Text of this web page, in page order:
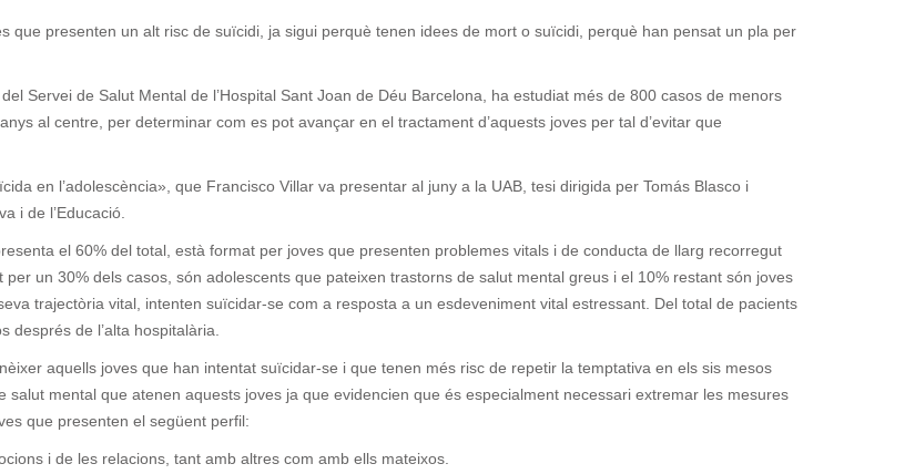
que presenten un alt risc de suïcidi, ja sigui perquè tenen idees de mort o suïcidi, perquè han pensat un pla per
Servei de Salut Mental de l’Hospital Sant Joan de Déu Barcelona, ha estudiat més de 800 casos de menors
al centre, per determinar com es pot avançar en el tractament d’aquests joves per tal d’evitar que
en l’adolescència», que Francisco Villar va presentar al juny a la UAB, tesi dirigida per Tomás Blasco i
i de l’Educació.
el 60% del total, està format per joves que presenten problemes vitals i de conducta de llarg recorregut
un 30% dels casos, són adolescents que pateixen trastorns de salut mental greus i el 10% restant són joves
trajectòria vital, intenten suïcidar-se com a resposta a un esdeveniment vital estressant. Del total de pacients
de l’alta hospitalària.
aquells joves que han intentat suïcidar-se i que tenen més risc de repetir la temptativa en els sis mesos
mental que atenen aquests joves ja que evidencien que és especialment necessari extremar les mesures
que presenten el següent perfil:
i de les relacions, tant amb altres com amb ells mateixos.